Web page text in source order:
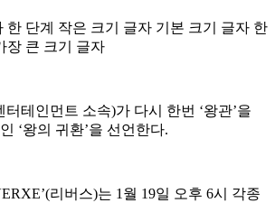
한 단계 작은 크기 글자 기본 크기 글자 한
장 큰 크기 글자
테인먼트 소속)가 다시 한번 ‘왕관’을
‘왕의 귀환’을 선언한다.
리버스)는 1월 19일 오후 6시 각종